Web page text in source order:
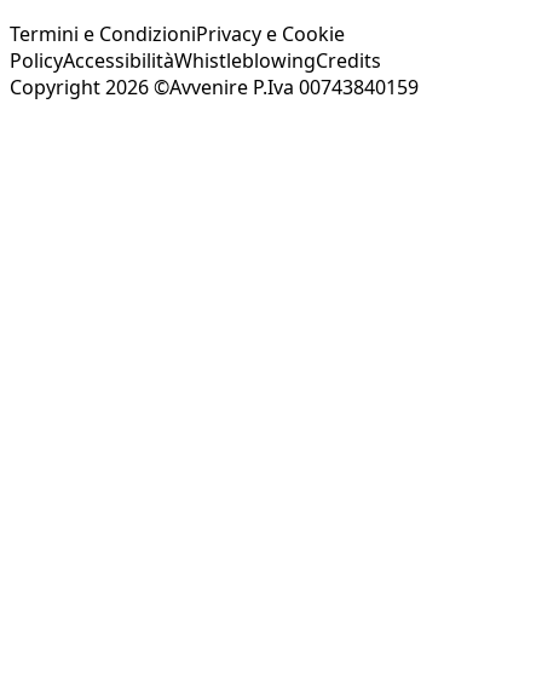
Termini e CondizioniPrivacy e Cookie
PolicyAccessibilitàWhistleblowingCredits
Copyright 2026 ©Avvenire P.Iva 00743840159